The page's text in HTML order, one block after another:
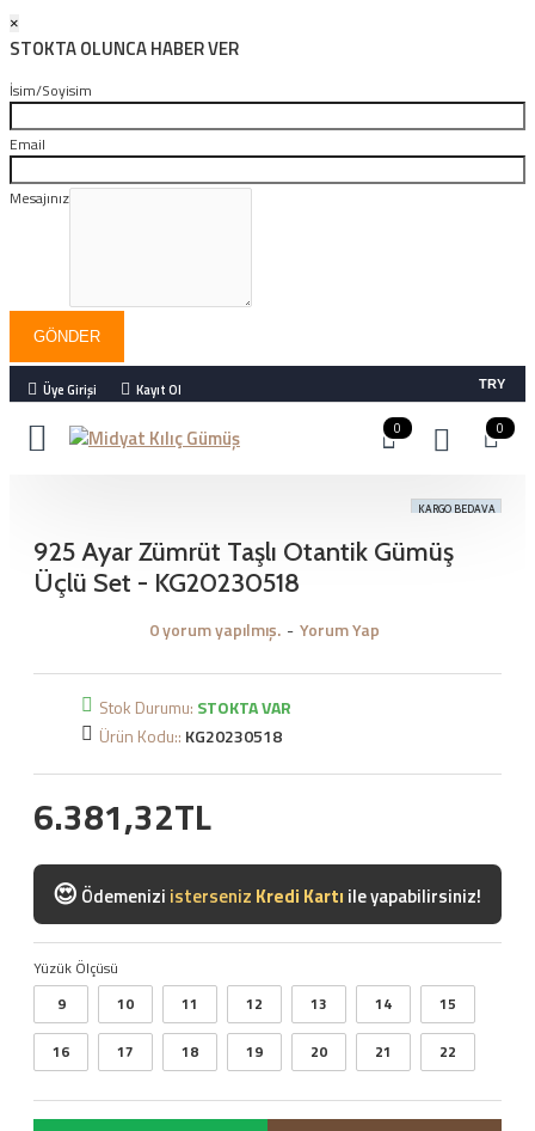
×
STOKTA OLUNCA HABER VER
İsim/Soyisim
Email
Mesajınız
GÖNDER
Üye Girişi Kayıt Ol TRY
0 0
KARGO BEDAVA
925 Ayar Zümrüt Taşlı Otantik Gümüş
Üçlü Set - KG20230518
😍 Ödemenizi isterseniz Kredi Kartı ile yapabilirsiniz!
0 yorum yapılmış. - Yorum Yap
6.381,32TL
Stok Durumu: STOKTA VAR
Ürün Kodu:: KG20230518
Yüzük Ölçüsü
9
10 11 12 13 14 15
16 17 18 19 20 21 22